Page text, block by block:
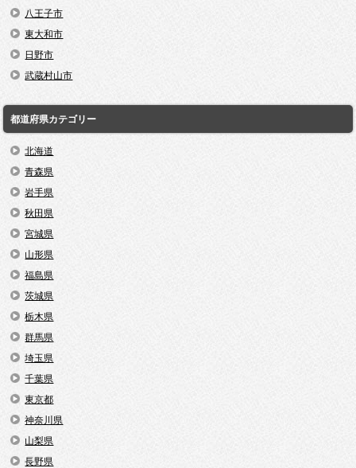
八王子市
東大和市
日野市
武蔵村山市
都道府県カテゴリー
北海道
青森県
岩手県
秋田県
宮城県
山形県
福島県
茨城県
栃木県
群馬県
埼玉県
千葉県
東京都
神奈川県
山梨県
長野県